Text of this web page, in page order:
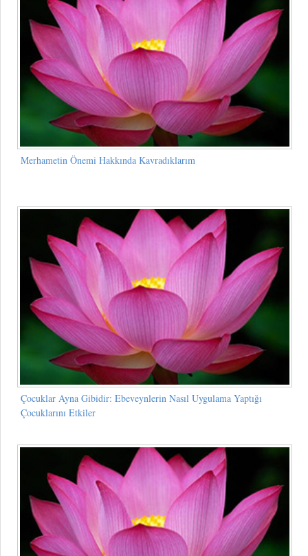
Merhametin Önemi Hakkında Kavradıklarım
Çocuklar Ayna Gibidir: Ebeveynlerin Nasıl Uygulama Yaptığı
Çocuklarını Etkiler